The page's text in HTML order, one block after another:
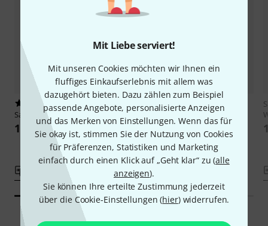
Mit Liebe serviert!
Mit unseren Cookies möchten wir Ihnen ein
fluffiges Einkaufserlebnis mit allem was
dazugehört bieten. Dazu zählen zum Beispiel
passende Angebote, personalisierte Anzeigen
und das Merken von Einstellungen. Wenn das für
Sie okay ist, stimmen Sie der Nutzung von Cookies
für Präferenzen, Statistiken und Marketing
einfach durch einen Klick auf „Geht klar“ zu (alle
anzeigen).
Sie können Ihre erteilte Zustimmung jederzeit
über die Cookie-Einstellungen (hier) widerrufen.
3
SandnerCase for Soprano, Black
17,90 €
Vergleichen
SandnerCase for Alto Flute,
Black
19,90 €